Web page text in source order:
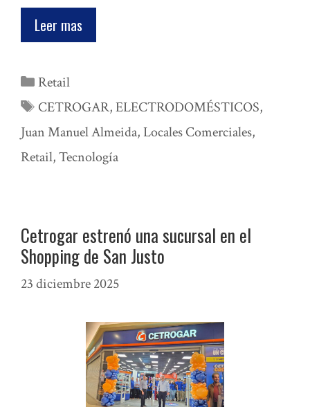
Leer mas
Categorías
Retail
Etiquetas
CETROGAR,ELECTRODOMÉSTICOS,
Juan Manuel Almeida,Locales Comerciales,
Retail,Tecnología
Cetrogar estrenó una sucursal en el
Shopping de San Justo
23 diciembre 2025